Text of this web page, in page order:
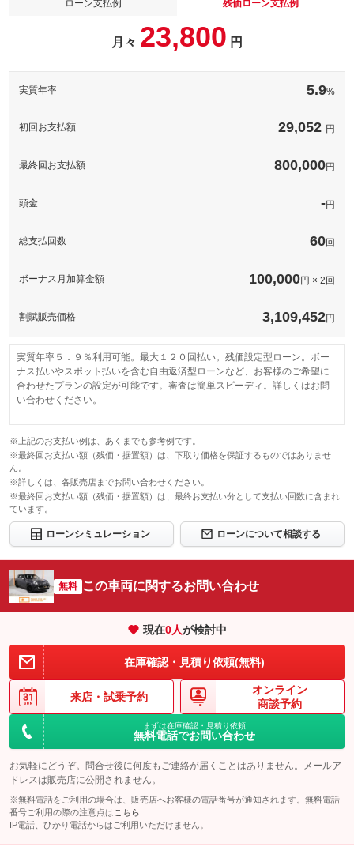
ださい。
パターンご用意をしておりますので、お気軽にお問合せくださ
のＭＩＮＩには無い機能を追加するコンピューターカスタムで
備考
ローン支払例 残価ローン支払例
月々 23,800 円
実質年率 5.9%
初回お支払額 29,052 円
最終回お支払額 800,000円
頭金 -円
総支払回数 60回
ボーナス月加算金額 100,000円 × 2回
割賦販売価格 3,109,452円
実質年率５．９％利用可能。最大１２０回払い。残価設定型ローン。ボー
ナス払いやスポット払いを含む自由返済型ローンなど、お客様のご希望に
合わせたプランの設定が可能です。審査は簡単スピーディ。詳しくはお問
い合わせください。
※上記のお支払い例は、あくまでも参考例です。
※最終回お支払い額（残価・据置額）は、下取り価格を保証するものではありませ
ん。
※詳しくは、各販売店までお問い合わせください。
※最終回お支払い額（残価・据置額）は、最終お支払い分として支払い回数に含まれ
ています。
ローンシミュレーション ローンについて相談する
無料 この車両に関するお問い合わせ
現在0人が検討中
在庫確認・見積り依頼(無料)
来店・ 試乗予約
オンライン
商談予約
まずは在庫確認・見積り依頼
無料電話でお問い合わせ
お気軽にどうぞ。問合せ後に何度もご連絡が届くことはありません。メールア
ドレスは販売店に公開されません。
※無料電話をご利用の場合は、販売店へお客様の電話番号が通知されます。無料電話
番号ご利用の際の注意点は こちら
IP電話、ひかり電話からはご利用いただけません。